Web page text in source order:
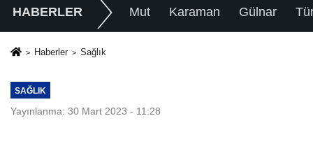
HABERLER Mut Karaman Gülnar
Haberler Sağlık
SAĞLIK
Yayınlanma: 30 Mart 2023 - 11:28